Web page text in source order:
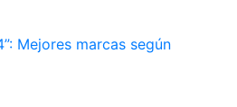
Mejores marcas según